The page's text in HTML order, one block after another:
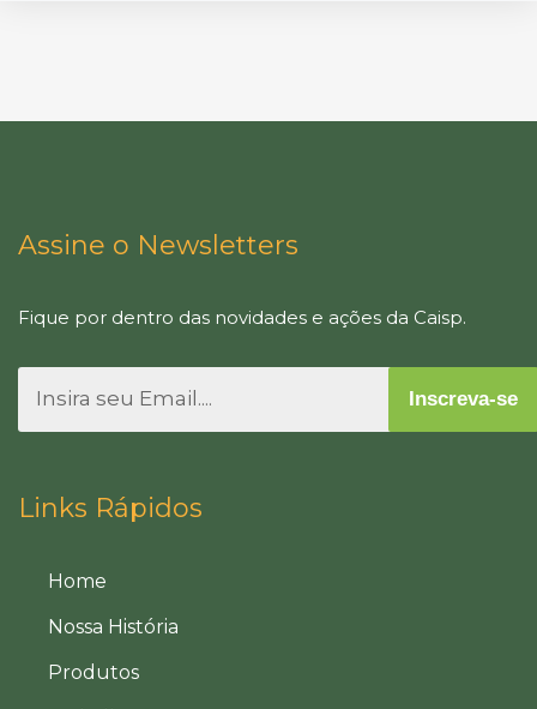
Assine o Newsletters
Fique por dentro das novidades e ações da Caisp.
Inscreva-se
Links Rápidos
Home
Nossa História
Produtos